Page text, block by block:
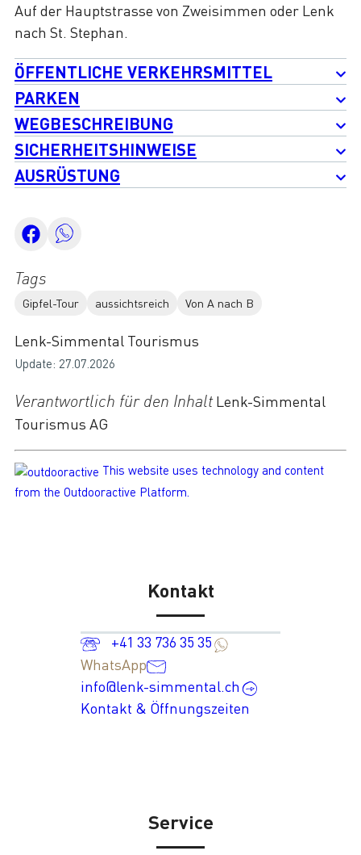
Tags
Gipfel-Tour aussichtsreich Von A nach B
Lenk-Simmental Tourismus
Update: 27.07.2026
Verantwortlich für den InhaltLenk-Simmental
Tourismus AG
This website uses technology and content
from the Outdooractive Platform.
Auf der Hauptstrasse von Zweisimmen oder Lenk
nach St. Stephan.
ÖFFENTLICHE VERKEHRSMITTEL
PARKEN
WEGBESCHREIBUNG
SICHERHEITSHINWEISE
AUSRÜSTUNG
Kontakt
+41 33 736 35 35
WhatsApp
info@lenk-simmental.ch
Kontakt & Öffnungszeiten
Service